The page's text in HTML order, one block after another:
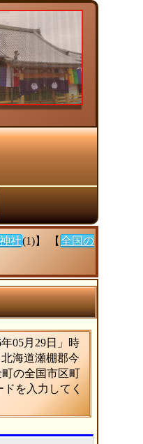
社(1)】 【 全国の
05月29日」時
海道瀬棚郡今
の全国市区町
を入力してく